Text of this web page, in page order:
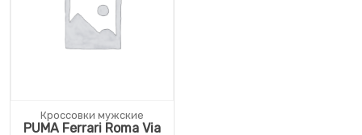
Кроссовки мужские
PUMA Ferrari Roma Via